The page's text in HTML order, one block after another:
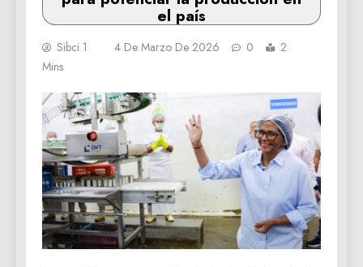
el país
Sibci 1 4 De Marzo De 2026 0
2
Mins